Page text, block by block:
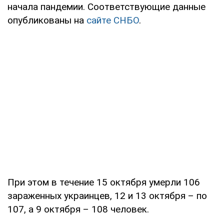
начала пандемии. Соответствующие данные
опубликованы на сайте СНБО.
При этом в течение 15 октября умерли 106
зараженных украинцев, 12 и 13 октября – по
107, а 9 октября – 108 человек.